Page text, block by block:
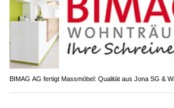
BIMAG AG fertigt Massmöbel: Qualität aus Jona SG &